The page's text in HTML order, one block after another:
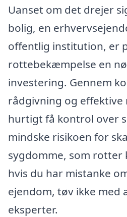
Uanset om det drejer
bolig, en
offentlig institution, er
rottebekæmpelse en
investering. Gennem
rådgivning og effektive
hurtigt få kontrol over
mindske risikoen for
sygdomme, som rotter
hvis du har mistanke
ejendom, tøv ikke med
eksperter.